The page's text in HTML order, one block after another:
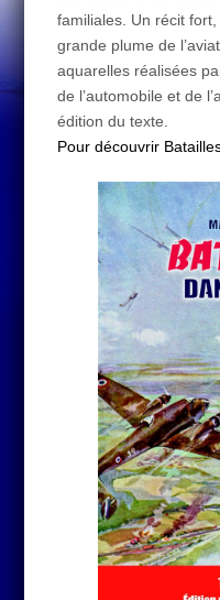
familiales. Un récit
grande plume de
aquarelles réalisées
de l’automobile et de
édition du texte.
Pour découvrir